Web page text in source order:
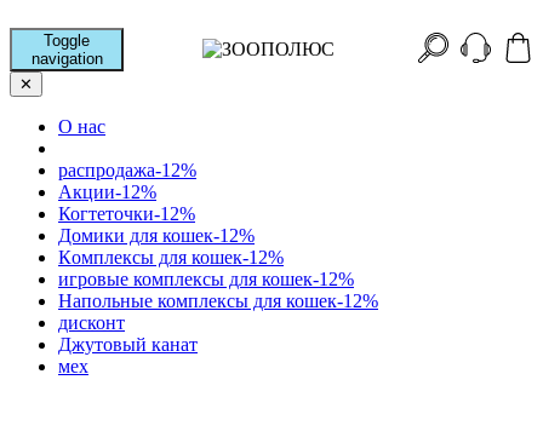
Toggle
navigation
✕
О нас
распродажа-12%
Акции-12%
Когтеточки-12%
Домики для кошек-12%
Кoмплексы для кошек-12%
игровые комплексы для кошек-12%
Напольные комплексы для кошек-12%
дисконт
Джутовый канат
мех